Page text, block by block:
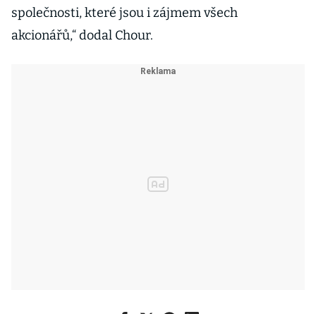
společnosti, které jsou i zájmem všech
akcionářů,“ dodal Chour.